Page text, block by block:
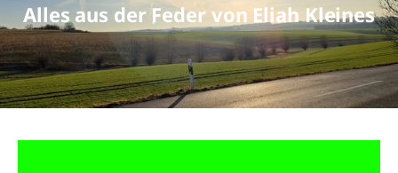
Alles aus der Feder von Eliah Kleines